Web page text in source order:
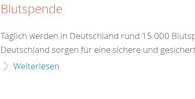
Blutspende
Täglich werden in Deutschland rund 15.000
Deutschland sorgen für eine sichere und
Weiterlesen